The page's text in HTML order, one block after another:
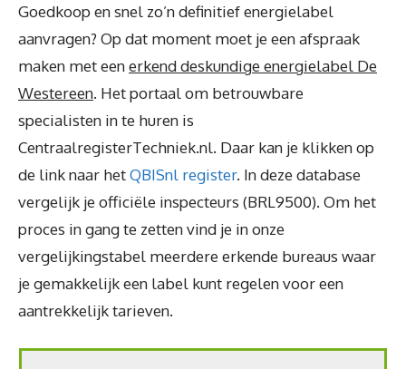
Goedkoop en snel zo’n definitief energielabel
aanvragen? Op dat moment moet je een afspraak
maken met eenerkend deskundige energielabel De
Westereen. Het portaal om betrouwbare
specialisten in te huren is
CentraalregisterTechniek.nl. Daar kan je klikken op
de link naar hetQBISnl register. In deze database
vergelijk je officiële inspecteurs (BRL9500). Om het
proces in gang te zetten vind je in onze
vergelijkingstabel meerdere erkende bureaus waar
je gemakkelijk een label kunt regelen voor een
aantrekkelijk tarieven.